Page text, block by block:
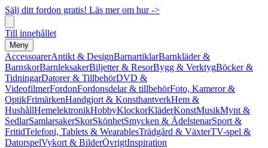
Sälj ditt fordon gratis! Läs mer om hur ->
Till innehållet
Meny
AccessoarerAntikt & DesignBarnartiklarBarnkläder &
BarnskorBarnleksakerBiljetter & ResorBygg & VerktygBöcker &
TidningarDatorer & TillbehörDVD &
VideofilmerFordonFordonsdelar & tillbehörFoto, Kameror &
OptikFrimärkenHandgjort & KonsthantverkHem &
HushållHemelektronikHobbyKlockorKläderKonstMusikMynt &
SedlarSamlarsakerSkorSkönhetSmycken & ÄdelstenarSport &
FritidTelefoni, Tablets & WearablesTrädgård & VäxterTV-spel &
DatorspelVykort & BilderÖvrigtInspiration